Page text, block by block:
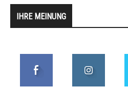
IHRE MEINUNG